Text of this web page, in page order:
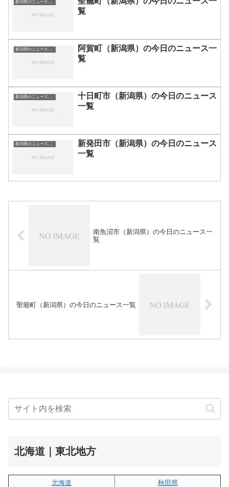
覧
阿賀町（新潟県）の今日のニュース一
覧
十日町市（新潟県）の今日のニュース
一覧
新潟県のニュース一覧
新発田市（新潟県）の今日のニュース
一覧
南魚沼市（新潟県）の今日のニュース一
覧
聖籠町（新潟県）の今日のニュース一覧
北海道｜東北地方
北海道
秋田県